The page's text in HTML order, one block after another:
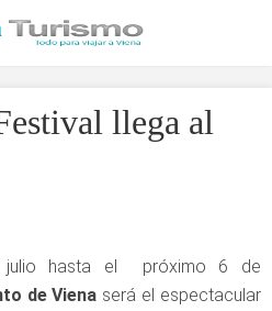
llega al
julio hasta el próximo 6 de
de Viena será el espectacular